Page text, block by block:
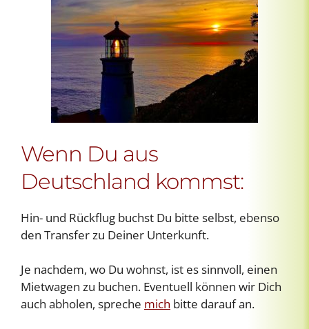
Wenn Du aus
Deutschland kommst:
Hin- und Rückflug buchst Du bitte selbst, ebenso
den Transfer zu Deiner Unterkunft.
Je nachdem, wo Du wohnst, ist es sinnvoll, einen
Mietwagen zu buchen. Eventuell können wir Dich
auch abholen, spreche mich bitte darauf an.